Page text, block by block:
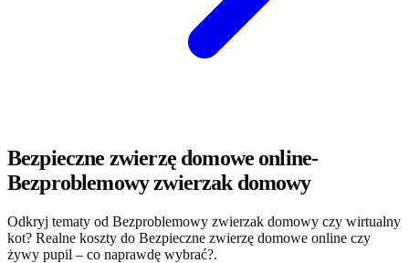
Bezpieczne zwierzę domowe online-
Bezproblemowy zwierzak domowy
Odkryj tematy od Bezproblemowy zwierzak domowy czy wirtualny
kot? Realne koszty do Bezpieczne zwierzę domowe online czy
żywy pupil – co naprawdę wybrać?.